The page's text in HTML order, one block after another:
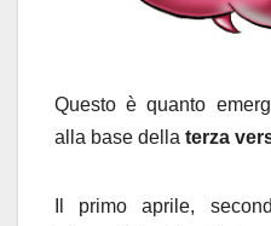
Questo è quanto
alla base della terza
Il primo aprile,